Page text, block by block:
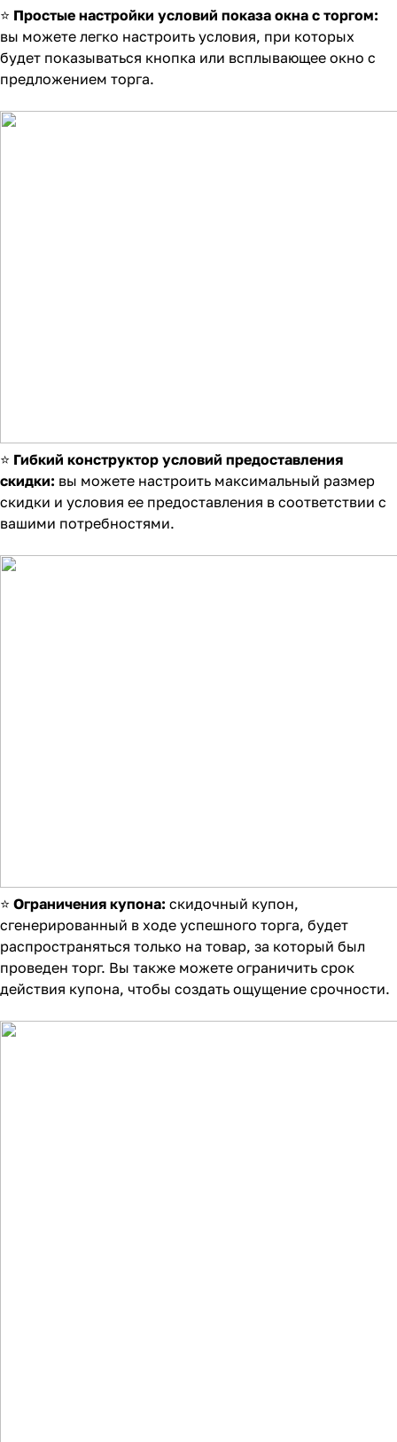
⭐ Простые настройки условий показа окна с торгом:
вы можете легко настроить условия, при которых
будет показываться кнопка или всплывающее окно с
предложением торга.
⭐ Гибкий конструктор условий предоставления
скидки: вы можете настроить максимальный размер
скидки и условия ее предоставления в соответствии с
вашими потребностями.
⭐ Ограничения купона: скидочный купон,
сгенерированный в ходе успешного торга, будет
распространяться только на товар, за который был
проведен торг. Вы также можете ограничить срок
действия купона, чтобы создать ощущение срочности.